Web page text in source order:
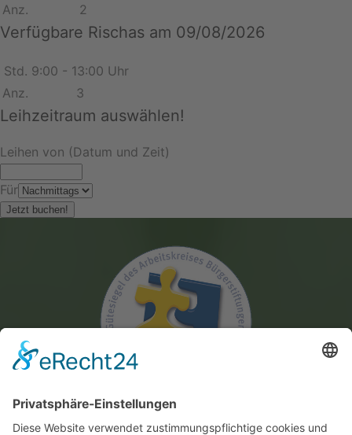
Anz.
2
Verfügbare Rischas am 09/08/2026
Std. 9:00 - 13:00 Uhr
Anz.
3
Leihzeitraum auswählen!
Leihen von (Datum und Zeit)
Für